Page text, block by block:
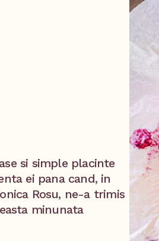
si simple placinte
ei pana cand, in
Rosu, ne-a trimis
minunata